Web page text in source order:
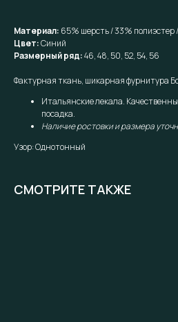
Материал: 65% шерсть / 33% полиэстер
Цвет:Синий
Размерный ряд:46, 48, 50, 52, 54, 56
Фактурная ткань, шикарная фурнитура
Итальянские лекала.
посадка.
Наличие ростовки и размера
Узор: Однотонный
СМОТРИТЕ ТАКЖЕ